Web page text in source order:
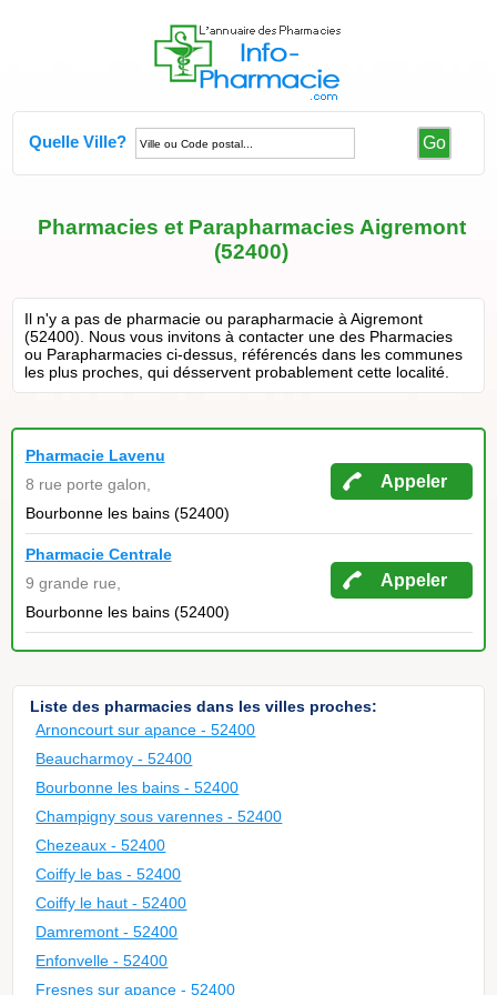
Quelle Ville? Go
Pharmacies et Parapharmacies Aigremont
(52400)
Il n'y a pas de pharmacie ou parapharmacie à Aigremont
(52400). Nous vous invitons à contacter une des Pharmacies
ou Parapharmacies ci-dessus, référencés dans les communes
les plus proches, qui désservent probablement cette localité.
Pharmacie Lavenu
8 rue porte galon,
Bourbonne les bains (52400)
Appeler
Pharmacie Centrale
9 grande rue,
Bourbonne les bains (52400)
Appeler
Liste des pharmacies dans les villes proches:
Arnoncourt sur apance - 52400
Beaucharmoy - 52400
Bourbonne les bains - 52400
Champigny sous varennes - 52400
Chezeaux - 52400
Coiffy le bas - 52400
Coiffy le haut - 52400
Damremont - 52400
Enfonvelle - 52400
Fresnes sur apance - 52400